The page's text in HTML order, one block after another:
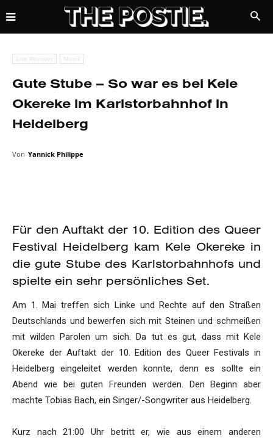
Live Reviews Musik
Gute Stube – So war es bei Kele
Okereke im Karlstorbahnhof in
Heidelberg
Von Yannick Philippe
Für den Auftakt der 10. Edition des Queer
Festival Heidelberg kam Kele Okereke in
die gute Stube des Karlstorbahnhofs und
spielte ein sehr persönliches Set.
Am 1. Mai treffen sich Linke und Rechte auf den Straßen
Deutschlands und bewerfen sich mit Steinen und schmeißen
mit wilden Parolen um sich. Da tut es gut, dass mit Kele
Okereke der Auftakt der 10. Edition des Queer Festivals in
Heidelberg eingeleitet werden konnte, denn es sollte ein
Abend wie bei guten Freunden werden. Den Beginn aber
machte Tobias Bach, ein Singer/-Songwriter aus Heidelberg.
Kurz nach 21:00 Uhr betritt er, wie aus einem anderen